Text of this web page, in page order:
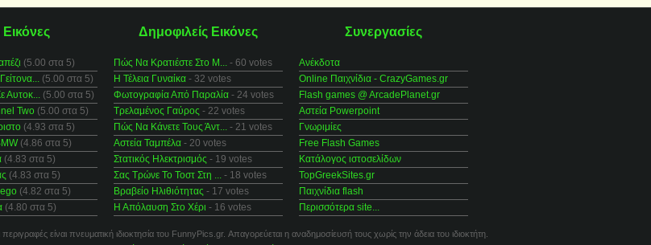
(5.00 στα 5)
(5.00 στα 5)
Αυτοκ... (5.00 στα 5)
Two (5.00 στα 5)
(4.93 στα 5)
(4.86 στα 5)
(4.83 στα 5)
(4.83 στα 5)
(4.82 στα 5)
(4.80 στα 5)
Δημοφιλείς Εικόνες
Πώς Να Κρατιέστε Στο Μ... - 60 votes
Η Τέλεια Γυναίκα - 32 votes
Φωτογραφία Από Παραλία - 24 votes
Τρελαμένος Γαύρος - 22 votes
Πώς Να Κάνετε Τους Άντ... - 21 votes
Αστεία Ταμπέλα - 20 votes
Στατικός Ηλεκτρισμός - 19 votes
Σας Τρώνε Το Τοστ Στη ... - 18 votes
Βραβείο Ηλιθιότητας - 17 votes
Η Απόλαυση Στο Χέρι - 16 votes
Συνεργασίες
Ανέκδοτα
Online Παιχνίδια - CrazyGames.gr
Flash games @ ArcadePlanet.gr
Αστεία Powerpoint
Γνωριμίες
Free Flash Games
Κατάλογος ιστοσελίδων
TopGreekSites.gr
Παιχνίδια flash
Περισσότερα site...
είναι πνευματική ιδιοκτησία του FunnyPics.gr. Απαγορεύεται η αναδημοσίευσή τους χωρίς την άδεια του ιδιοκτήτη.